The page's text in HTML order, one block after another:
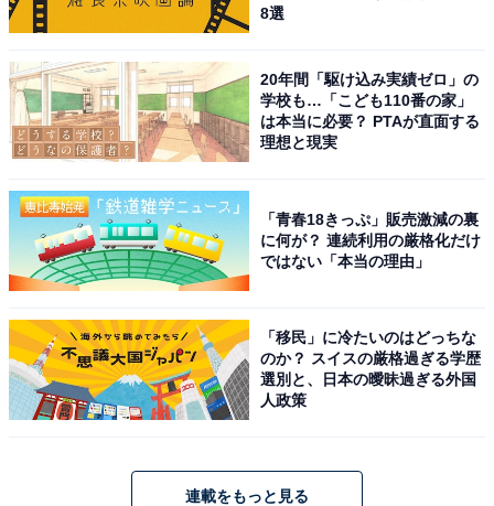
8選
20年間「駆け込み実績ゼロ」の
学校も…「こども110番の家」
は本当に必要？ PTAが直面する
理想と現実
「青春18きっぷ」販売激減の裏
に何が？ 連続利用の厳格化だけ
ではない「本当の理由」
「移民」に冷たいのはどっちな
のか？ スイスの厳格過ぎる学歴
選別と、日本の曖昧過ぎる外国
人政策
連載をもっと見る